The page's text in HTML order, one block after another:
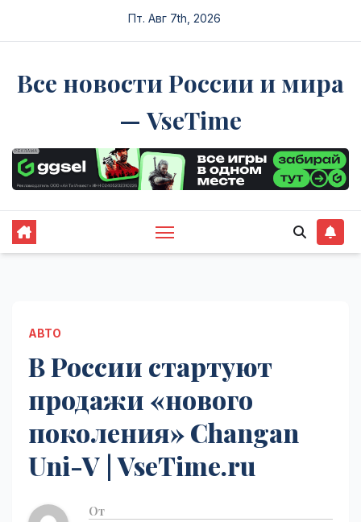
Пт. Авг 7th, 2026
Все новости России и мира
— VseTime
АВТО
В России стартуют
продажи «нового
поколения» Changan
Uni-V | VseTime.ru
От